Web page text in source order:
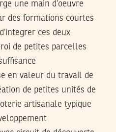
une main d’oeuvre
des formations courtes
ces deux
de petites parcelles
en valeur du travail de
de petites unités de
artisanale typique